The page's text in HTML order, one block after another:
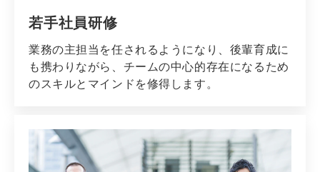
若手社員研修
業務の主担当を任されるようになり、後輩育成に
も携わりながら、チームの中心的存在になるため
のスキルとマインドを修得します。